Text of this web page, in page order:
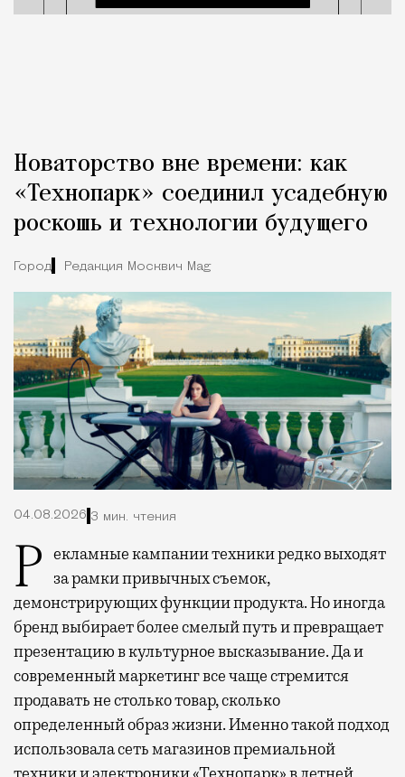
Новаторство вне времени: как
«Технопарк» соединил усадебную
роскошь и технологии будущего
Город Редакция Москвич Mag
04.08.2026 3 мин. чтения
Рекламные кампании техники редко выходят
за рамки привычных съемок,
демонстрирующих функции продукта. Но иногда
бренд выбирает более смелый путь и превращает
презентацию в культурное высказывание. Да и
современный маркетинг все чаще стремится
продавать не столько товар, сколько
определенный образ жизни. Именно такой подход
использовала сеть магазинов премиальной